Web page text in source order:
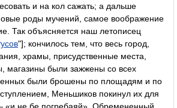
и на кол сажать; а дальше
роды мучений, самое воображение
Так объясняется наш летописец
"]; кончилось тем, что весь город,
храмы, присудственные места,
магазины были зажжены со всех
были брошены по площадям и по
Меньшиков покинул их для